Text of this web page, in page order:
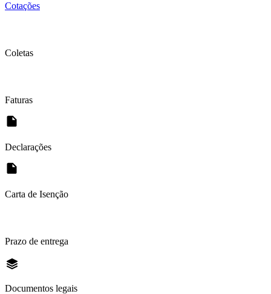
Cotações
Coletas
Faturas
Declarações
Carta de Isenção
Prazo de entrega
Documentos legais